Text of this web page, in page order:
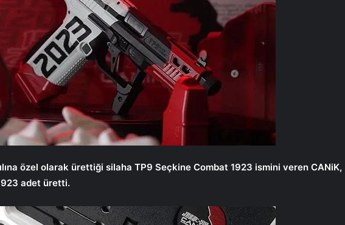
özel olarak ürettiği silaha TP9 Seçkine Combat 1923 ismini veren CANiK,
adet üretti.